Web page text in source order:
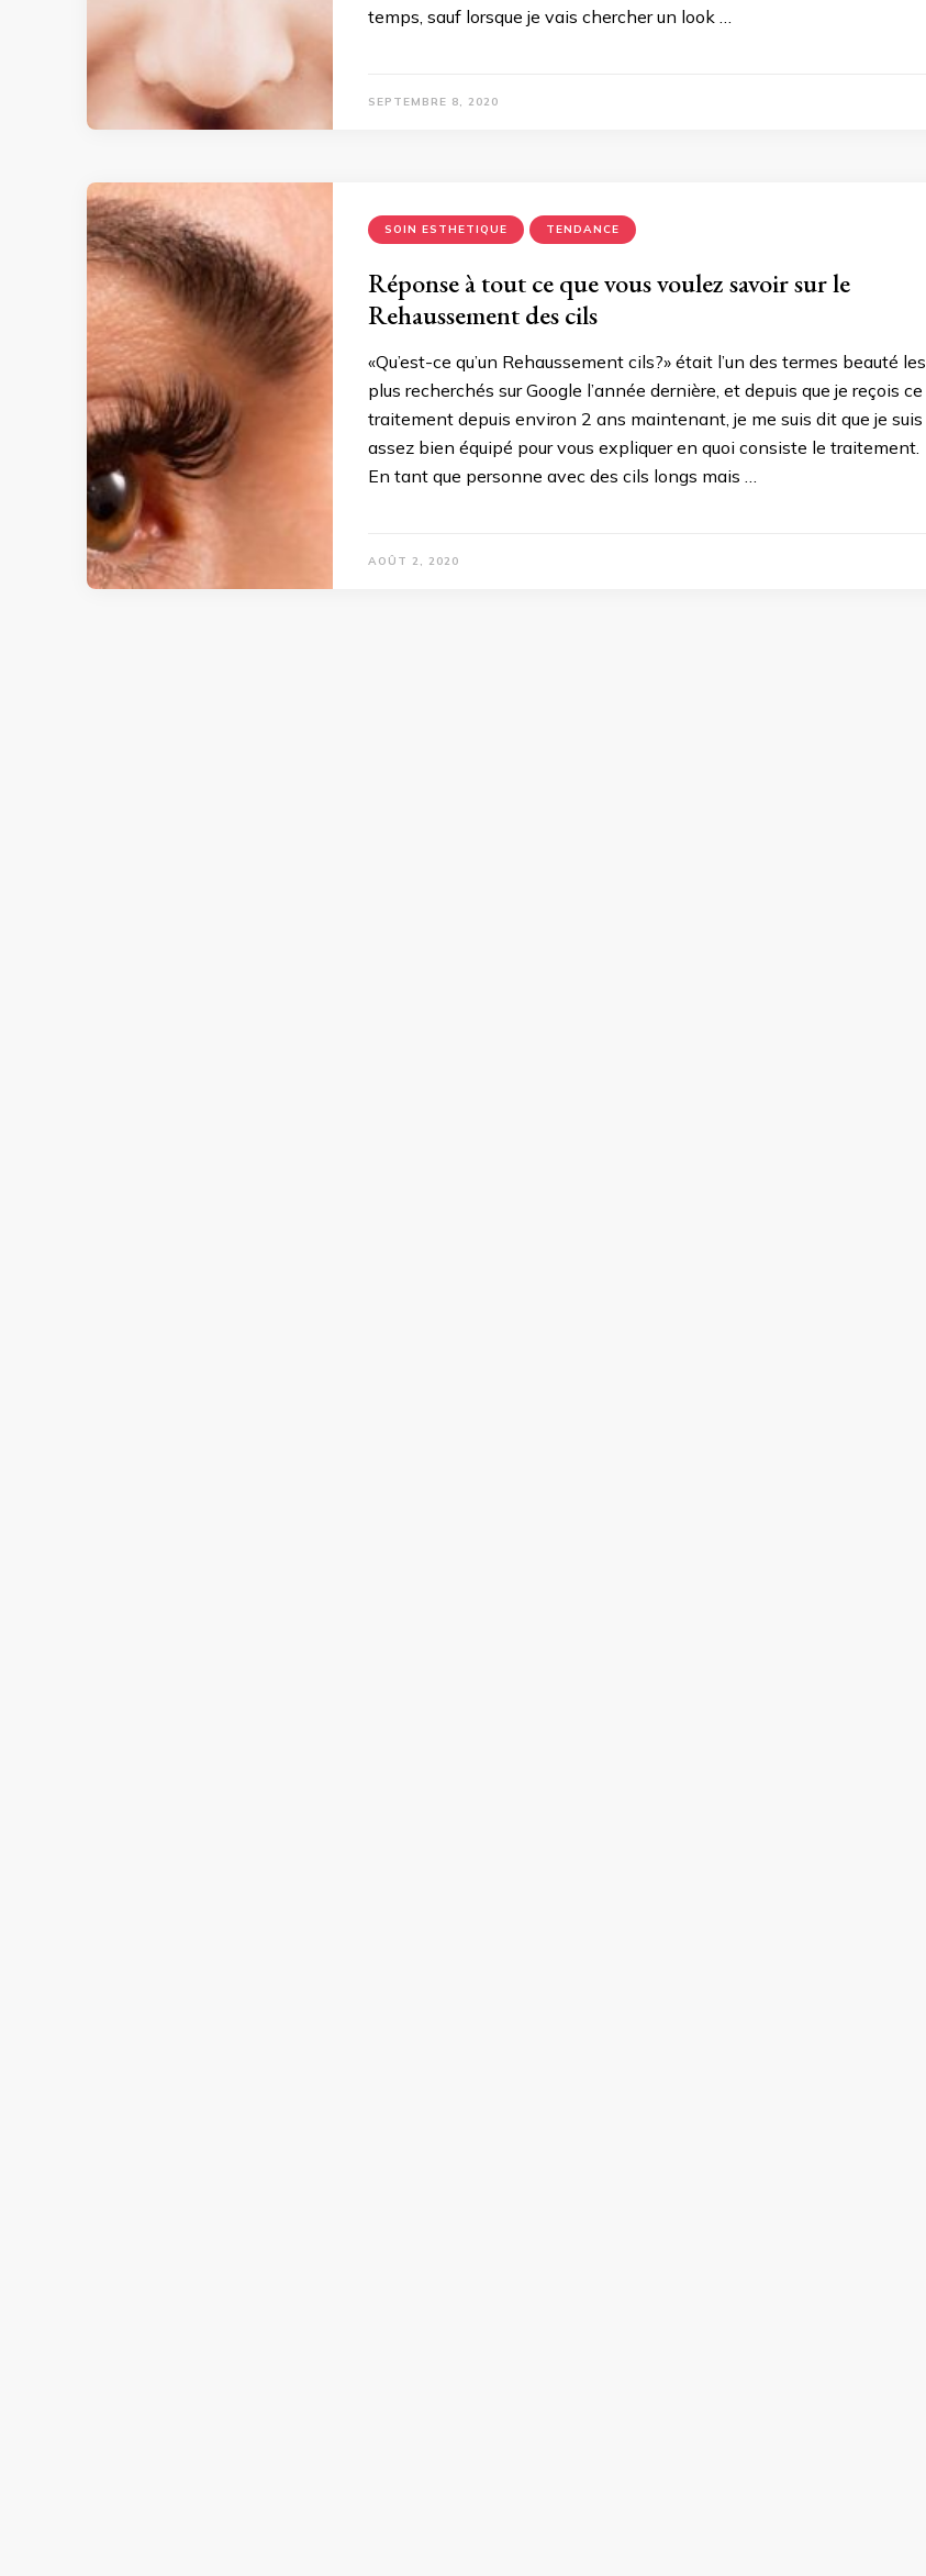
temps, sauf lorsque je vais chercher un look …
SEPTEMBRE 8, 2020
SOIN ESTHETIQUE TENDANCE
Réponse à tout ce que vous voulez savoir sur le
Rehaussement des cils
«Qu’est-ce qu’un Rehaussement cils?» était l’un des termes beauté les
plus recherchés sur Google l’année dernière, et depuis que je reçois ce
traitement depuis environ 2 ans maintenant, je me suis dit que je suis
assez bien équipé pour vous expliquer en quoi consiste le traitement.
En tant que personne avec des cils longs mais …
AOÛT 2, 2020